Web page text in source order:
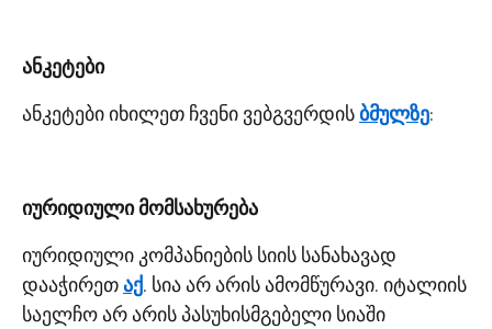
ანკეტები
ანკეტები იხილეთ ჩვენი ვებგვერდისბმულზე:
იურიდიულიმომსახურება
იურიდიული კომპანიების სიის სანახავად
დააჭირეთაქ. სია არ არის ამომწურავი. იტალიის
საელჩო არ არის პასუხისმგებელი სიაში